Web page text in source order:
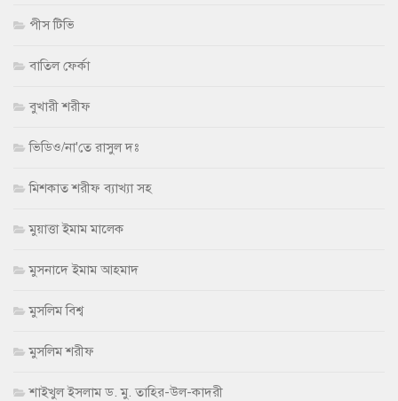
পীস টিভি
বাতিল ফের্কা
বুখারী শরীফ
ভিডিও/না'তে রাসুল দঃ
মিশকাত শরীফ ব্যাখ্যা সহ
মুয়াত্তা ইমাম মালেক
মুসনাদে ইমাম আহমাদ
মুসলিম বিশ্ব
মুসলিম শরীফ
শাইখুল ইসলাম ড. মু. তাহির-উল-কাদরী